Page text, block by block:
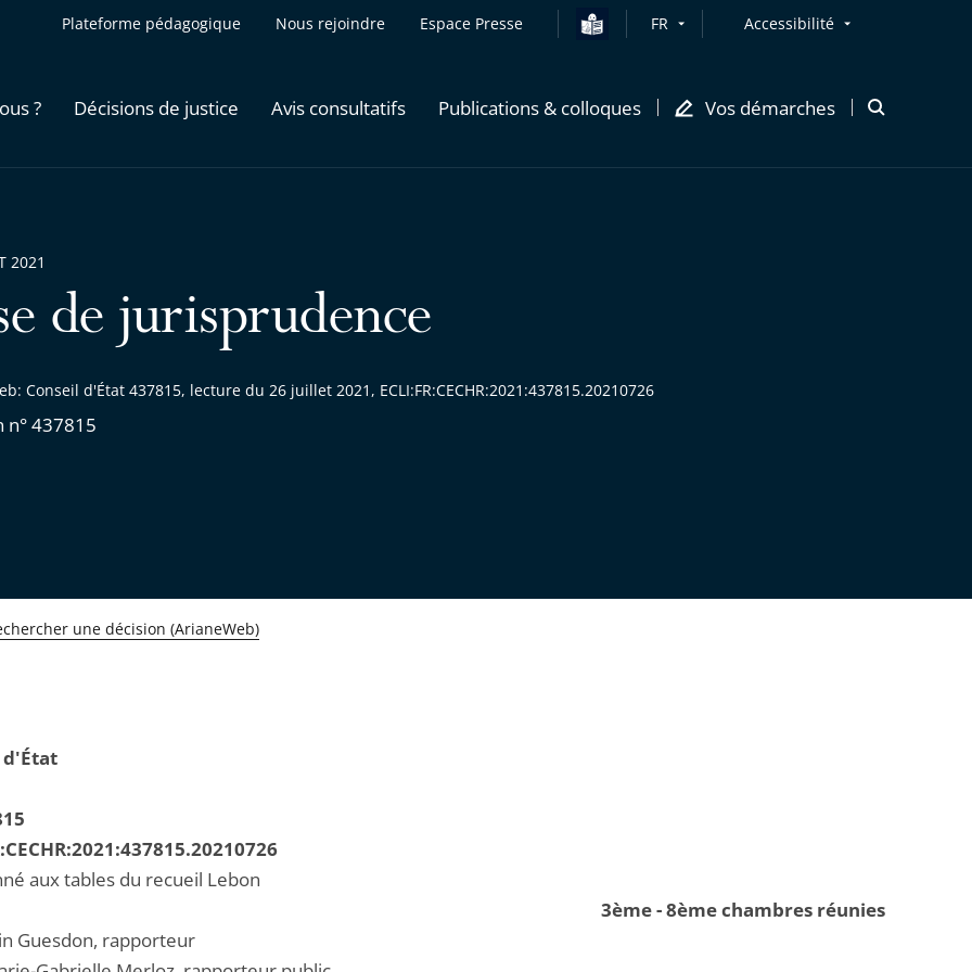
Plateforme pédagogique Nous rejoindre Espace Presse FR Accessibilité
? Décisions de justice Avis consultatifs Publications & colloques Vos démarches
Ouvrir
de jurisprudence
Conseil d'État 437815, lecture du 26 juillet 2021, ECLI:FR:CECHR:2021:437815.20210726
n° 437815
2021
une décision (ArianeWeb)
d'État
aux tables du recueil Lebon
3ème - 8ème chambres réunies
Guesdon, rapporteur